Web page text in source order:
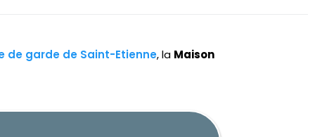
de garde de Saint-Etienne, la Maison